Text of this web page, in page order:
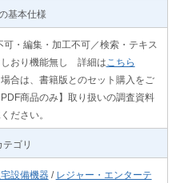
基本仕様
・編集・加工不可／検索・テキス
しおり機能無し 詳細は こちら
合は、書籍版とのセット購入をご
商品のみ】取り扱いの調査資料
ださい。
テゴリ
設備機器/ レジャー・エンターテ